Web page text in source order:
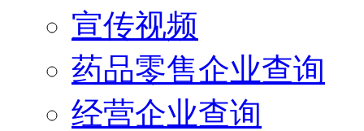
宣传视频
药品零售企业查询
经营企业查询